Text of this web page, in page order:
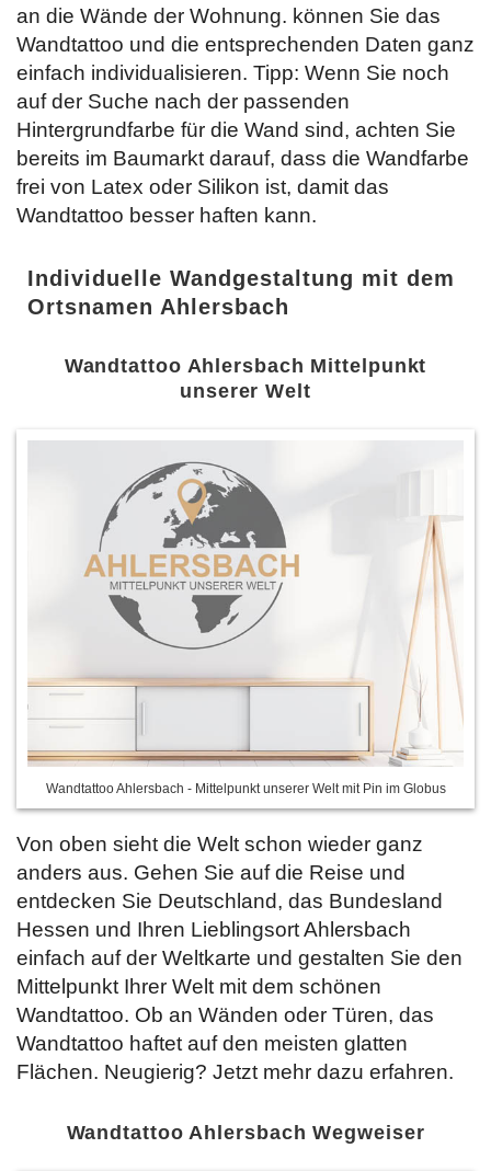
an die Wände der Wohnung. können Sie das
Wandtattoo und die entsprechenden Daten ganz
einfach individualisieren. Tipp: Wenn Sie noch
auf der Suche nach der passenden
Hintergrundfarbe für die Wand sind, achten Sie
bereits im Baumarkt darauf, dass die Wandfarbe
frei von Latex oder Silikon ist, damit das
Wandtattoo besser haften kann.
Individuelle Wandgestaltung mit dem
Ortsnamen Ahlersbach
Wandtattoo Ahlersbach Mittelpunkt
unserer Welt
Wandtattoo Ahlersbach - Mittelpunkt unserer Welt mit Pin im Globus
Von oben sieht die Welt schon wieder ganz
anders aus. Gehen Sie auf die Reise und
entdecken Sie Deutschland, das Bundesland
Hessen und Ihren Lieblingsort Ahlersbach
einfach auf der Weltkarte und gestalten Sie den
Mittelpunkt Ihrer Welt mit dem schönen
Wandtattoo. Ob an Wänden oder Türen, das
Wandtattoo haftet auf den meisten glatten
Flächen. Neugierig? Jetzt mehr dazu erfahren.
Wandtattoo Ahlersbach Wegweiser